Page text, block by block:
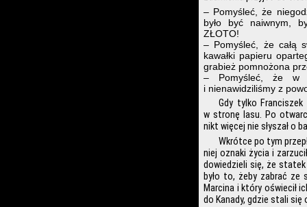
– Pomyśleć, że
było być naiwnym,
ZŁOTO!
– Pomyśleć, że całą
kawałki papieru
grabież pomnożona
– Pomyśleć, że w
i nienawidziliśmy z
Gdy tylko Franciszek
w stronę lasu. Po
nikt więcej nie słyszał o
Wkrótce po tym
niej oznaki życia i
dowiedzieli się, że statek
było to, żeby zabrać ze
Marcina i który oświecił
do Kanady, gdzie stali się